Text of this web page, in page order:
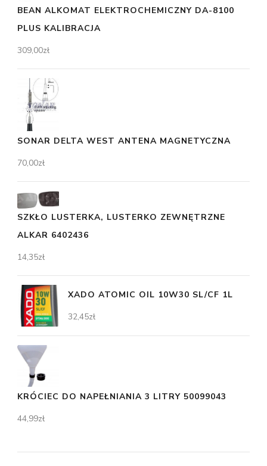
BEAN ALKOMAT ELEKTROCHEMICZNY DA-8100
PLUS KALIBRACJA
309,00zł
SONAR DELTA WEST ANTENA MAGNETYCZNA
70,00zł
SZKŁO LUSTERKA, LUSTERKO ZEWNĘTRZNE
ALKAR 6402436
14,35zł
XADO ATOMIC OIL 10W30 SL/CF 1L
32,45zł
KRÓCIEC DO NAPEŁNIANIA 3 LITRY 50099043
44,99zł